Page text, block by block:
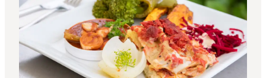
SPIS
OVERNAT
PRAKTISK
NYHEDSBREV